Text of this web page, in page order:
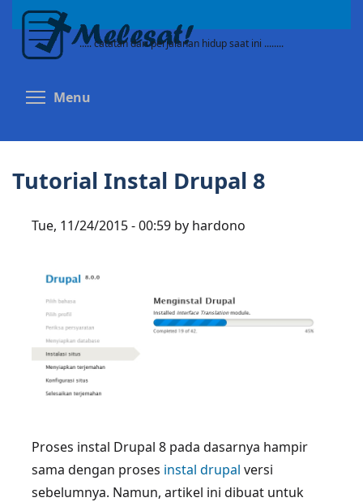
Skip
to
main
..... catatan dari perjalanan hidup saat ini ........
Menu
Tutorial Instal Drupal 8
Tue, 11/24/2015 - 00:59 by hardono
Proses instal Drupal 8 pada dasarnya hampir
sama dengan proses instal drupal versi
sebelumnya. Namun, artikel ini dibuat untuk